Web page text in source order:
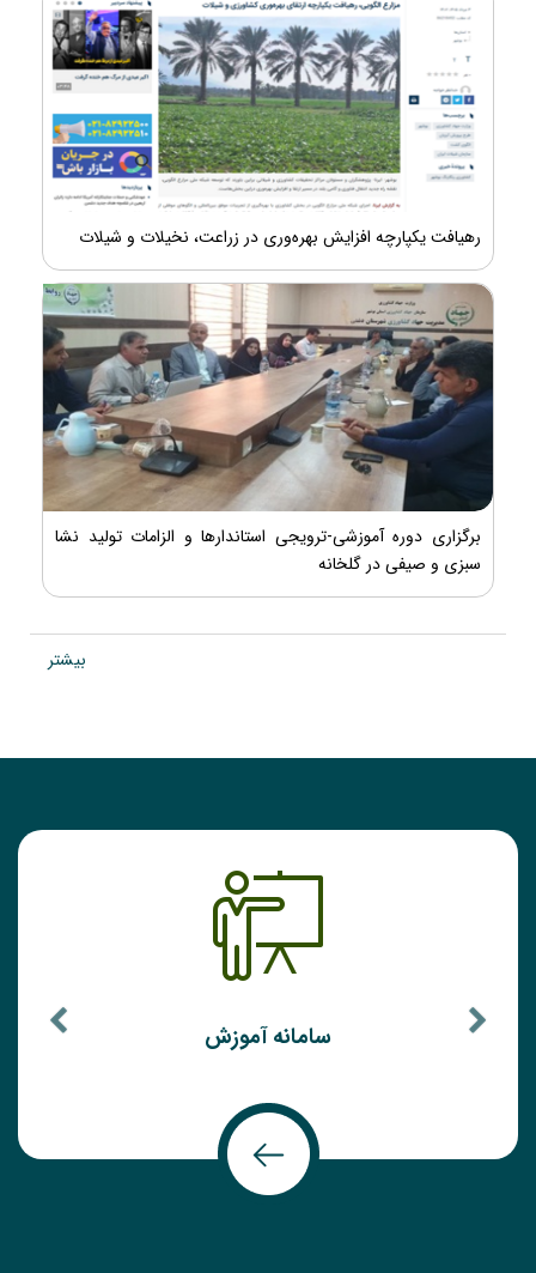
رهیافت یکپارچه افزایش بهره‌وری در زراعت، نخیلات و شیلات
برگزاری دوره آموزشی-ترویجی استاندارها و الزامات تولید نشا
سبزی و صیفی در گلخانه
بیشتر
سامانه آموزش